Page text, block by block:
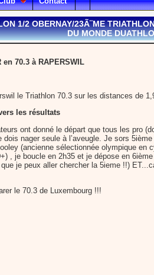
1/2 OBERNAY/23Ã¨ME
DU MONDE
70.3 à RAPERSWIL
le Triathlon 70.3 sur les distances de
les résultats
ont donné le départ que tous les pro
nager seule à l’aveugle. Je sors 5ième
(ancienne sélectionnée olympique en
, je boucle en 2h35 et je dépose en
je peux aller chercher la 5ieme !!)
le 70.3 de Luxembourg !!!